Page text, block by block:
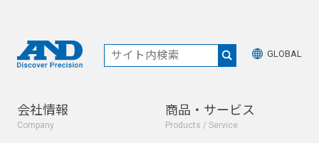
GLOBAL
会社情報
Company
商品・サービス
Products / Service